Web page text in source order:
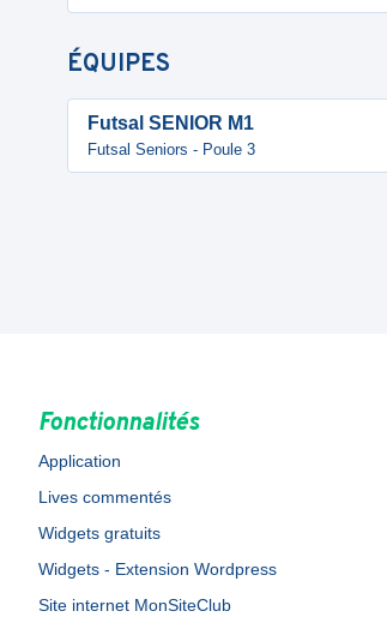
ÉQUIPES
Futsal SENIOR M1
Futsal Seniors - Poule 3
Fonctionnalités
Application
Lives commentés
Widgets gratuits
Widgets - Extension Wordpress
Site internet MonSiteClub